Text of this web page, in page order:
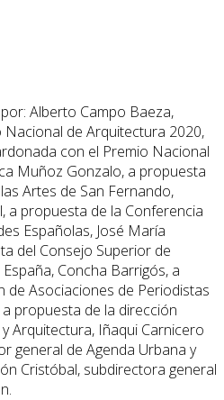
Alberto Campo Baeza,
de Arquitectura 2020,
con el Premio Nacional
Muñoz Gonzalo, a propuesta
Artes de San Fernando,
a propuesta de la Conferencia
Españolas, José María
del Consejo Superior de
Concha Barrigós, a
de Asociaciones de Periodistas
propuesta de la dirección
Arquitectura, Iñaqui Carnicero
general de Agenda Urbana y
Cristóbal, subdirectora general